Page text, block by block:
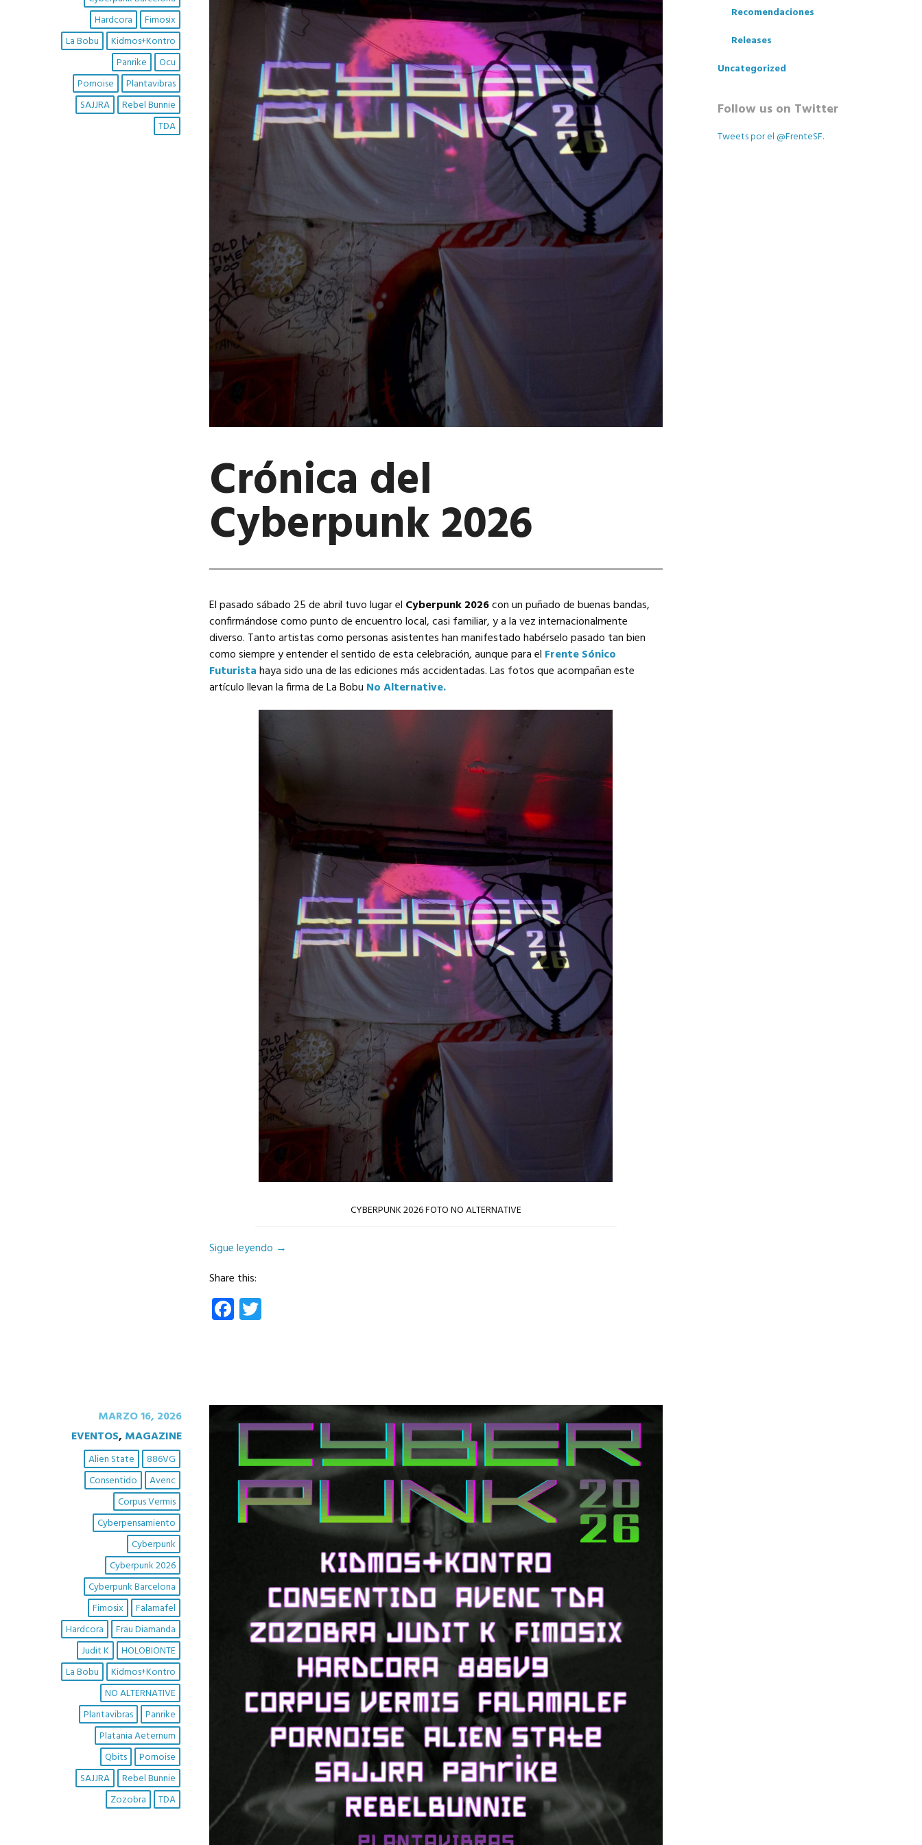
Fimosix
Hardcora
Kidmos+Kontro
La Bobu
Ocu
Panrike
Plantavibras
Pornoise
Rebel Bunnie
SAJJRA
TDA
Crónica del
Cyberpunk 2026
El pasado sábado 25 de abril tuvo lugar el Cyberpunk 2026con un puñado de buenas bandas,
confirmándose como punto de encuentro local, casi familiar, y a la vez internacionalmente
diverso. Tanto artistas como personas asistentes han manifestado habérselo pasado tan bien
como siempre y entender el sentido de esta celebración, aunque para el Frente Sónico
Futuristahaya sido una de las ediciones más accidentadas. Las fotos que acompañan este
artículo llevan la firma de La Bobu No Alternative.
CYBERPUNK 2026 FOTO NO ALTERNATIVE
Sigue leyendo →
Share this:
Facebook
Twitter
MARZO 16, 2026
EVENTOS, MAGAZINE
886VG
Alien State
Avenc
Consentido
Corpus Vermis
Cyberpensamiento
Cyberpunk
Cyberpunk 2026
Cyberpunk Barcelona
Falamafel
Fimosix
Frau Diamanda
Hardcora
HOLOBIONTE
Judit K
Kidmos+Kontro
La Bobu
NO ALTERNATIVE
Panrike
Plantavibras
Platania Aeternum
Pornoise
Qbits
Rebel Bunnie
SAJJRA
TDA
Zozobra
Recomendaciones
Releases
Uncategorized
Follow us on Twitter
Tweets por el @FrenteSF.